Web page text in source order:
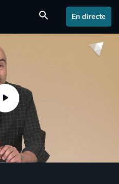
search En directe